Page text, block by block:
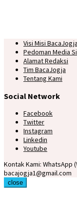
Visi Misi BacaJogja
Pedoman Media
Alamat Redaksi
Tim BacaJogja
Tentang Kami
Social Network
Facebook
Twitter
Instagram
Linkedin
Youtube
Kontak Kami: WhatsApp
bacajogja1@gmail.com
close